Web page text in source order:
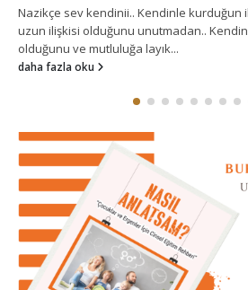
Nazikçe sev kendinii.. Kendinle kurduğun
uzun ilişkisi olduğunu unutmadan..
olduğunu ve mutluluğa layık...
daha fazla oku